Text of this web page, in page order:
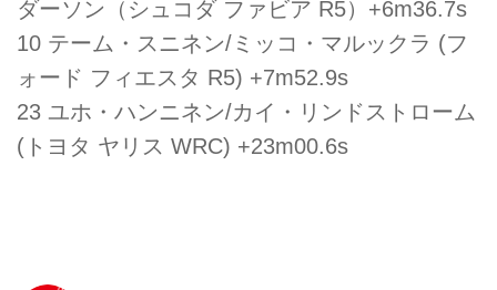
ダーソン（シュコダ ファビア R5）+6m36.7s
10 テーム・スニネン/ミッコ・マルックラ (フ
ォード フィエスタ R5) +7m52.9s
23 ユホ・ハンニネン/カイ・リンドストローム
(トヨタ ヤリス WRC) +23m00.6s